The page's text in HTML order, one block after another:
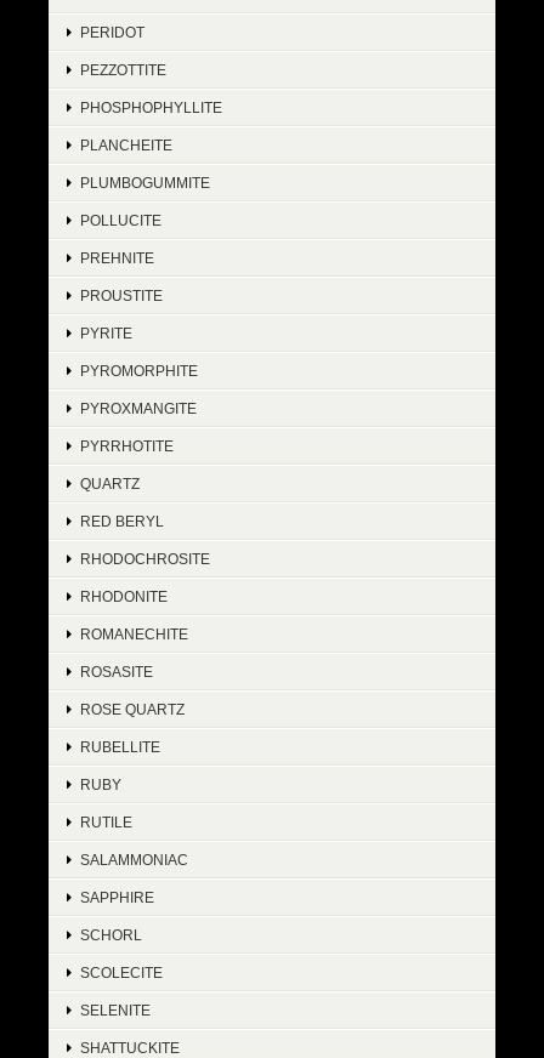
PERIDOT
PEZZOTTITE
PHOSPHOPHYLLITE
PLANCHEITE
PLUMBOGUMMITE
POLLUCITE
PREHNITE
PROUSTITE
PYRITE
PYROMORPHITE
PYROXMANGITE
PYRRHOTITE
QUARTZ
RED BERYL
RHODOCHROSITE
RHODONITE
ROMANECHITE
ROSASITE
ROSE QUARTZ
RUBELLITE
RUBY
RUTILE
SALAMMONIAC
SAPPHIRE
SCHORL
SCOLECITE
SELENITE
SHATTUCKITE